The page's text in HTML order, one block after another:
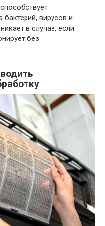
вирусов и
в случае, если
без